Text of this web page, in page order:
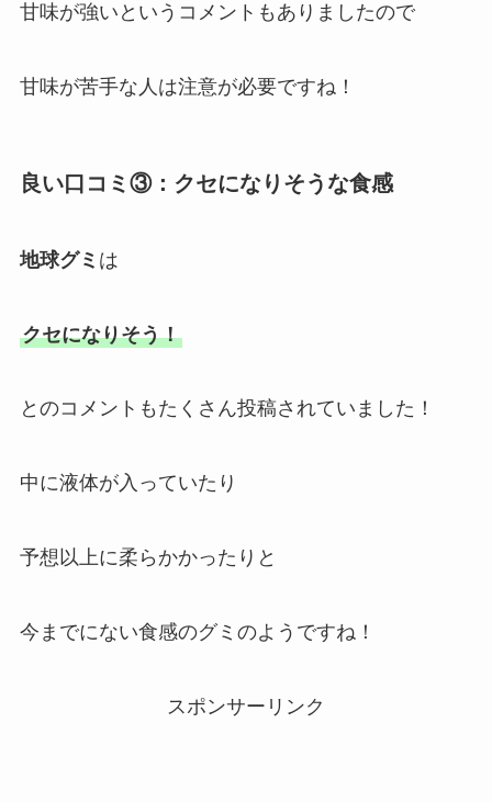
甘味が強いというコメントもありましたので
甘味が苦手な人は注意が必要ですね！
良い口コミ③： クセになりそうな食感
地球グミ は
クセになりそう！
とのコメントもたくさん投稿されていました！
中に液体が入っていたり
予想以上に柔らかかったりと
今までにない食感のグミのようですね！
スポンサーリンク